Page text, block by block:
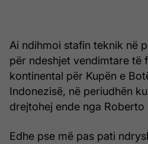
Ai ndihmoi stafin teknik në
për ndeshjet vendimtare të
kontinental për Kupën e
Indonezisë, në periudhën
drejtohej ende nga Roberto
Edhe pse më pas pati